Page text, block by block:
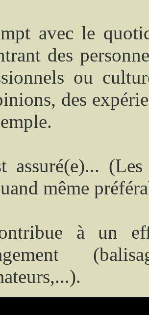
avec le
des
ou
des
assuré(e)...
même
à un